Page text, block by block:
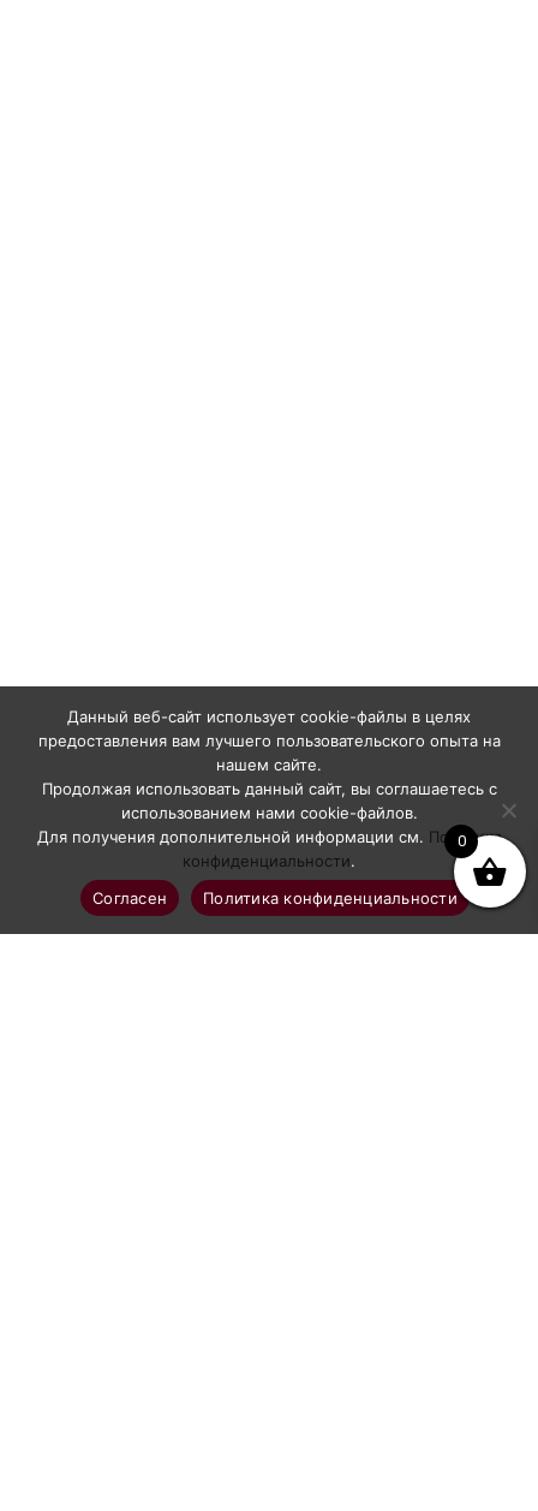
0
Данный веб-сайт использует cookie-файлы в целях
предоставления вам лучшего пользовательского опыта на
нашем сайте.
Продолжая использовать данный сайт, вы соглашаетесь с
использованием нами cookie-файлов.
Для получения дополнительной информации см. Политика
конфиденциальности.
Согласен
Политика конфиденциальности